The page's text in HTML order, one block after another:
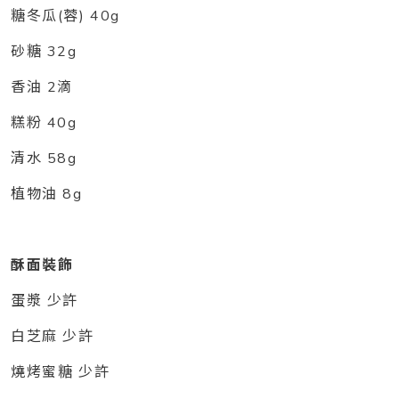
糖冬瓜(蓉) 40g
砂糖 32g
香油 2滴
糕粉 40g
清水 58g
植物油 8g
酥面裝飾
蛋漿 少許
白芝麻 少許
燒烤蜜糖 少許